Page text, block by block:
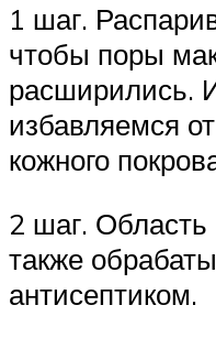
1 шаг.
чтобы поры
расширились.
избавляемся
кожного
2 шаг. Область
также
антисептиком.